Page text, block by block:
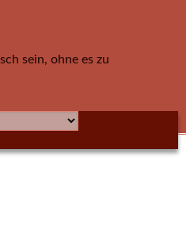
sein, ohne es zu